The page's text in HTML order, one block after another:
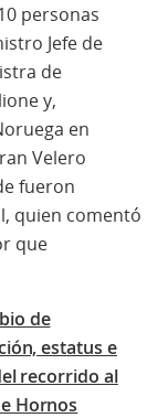
personas
Jefe de
de
y,
en
Velero
fueron
quien comentó
que
de
estatus e
recorrido al
Hornos